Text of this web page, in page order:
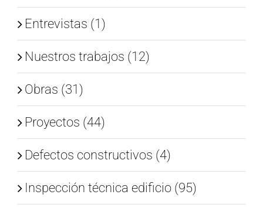
Entrevistas (1)
Nuestros trabajos (12)
Obras (31)
Proyectos (44)
Defectos constructivos (4)
Inspección técnica edificio (95)